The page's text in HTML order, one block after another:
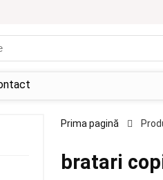
Prima pagină
bratari